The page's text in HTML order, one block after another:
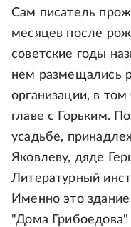
Сам писатель
месяцев после
советские годы
нем размещались
организации, в
главе с Горьким.
усадьбе,
Яковлеву, дяде
Литературный
Именно это
"Дома